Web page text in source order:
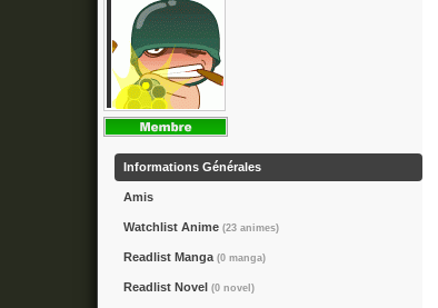
Informations Générales
Amis
Watchlist Anime (23 animes)
Readlist Manga (0 manga)
Readlist Novel (0 novel)